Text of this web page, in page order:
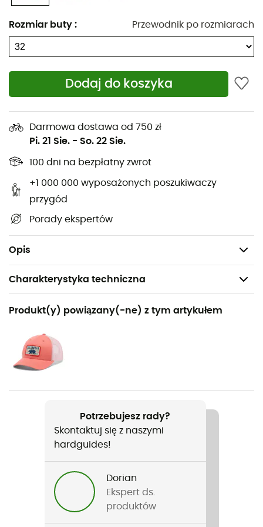
Rozmiar buty : Przewodnik po rozmiarach
Dodaj do koszyka
Darmowa dostawa od 750 zł
Pi. 21 Sie. - So. 22 Sie.
100 dni na bezpłatny zwrot
+1 000 000 wyposażonych poszukiwaczy
przygód
Porady ekspertów
Opis
Lekka podeszwa środkowa Techlite™ (100% EVA)
dla optymalnej amortyzacji i doskonałego zwrotu
Wkładka Techlite™ Eco z 20% materiałów z
Podeszwa zewnętrzna OmniGrip™: 100% gumy
niebrudzącej i przyczepnej
Cholewka: 65% poliuretan - 35% poliester z
recyklingu
Wkładka: 80% EVA - 20% PE
Podszewka: 100% poliester
Waga: 2 x 208 g
Charakterystyka techniczna
Polecane dla
Turystyka piesza / Podróże / Fast hiking
Rodzaj
Dzieci
Ciężar
Nazwa produktu
Youth Peakfreak Rush Waterproof
Zastosowana technologia
Omni-Tech™
Produkt(y) powiązany(-ne) z tym artykułem
Potrzebujesz rady?
Skontaktuj się z naszymi
hardguides!
Dorian
Ekspert ds.
produktów